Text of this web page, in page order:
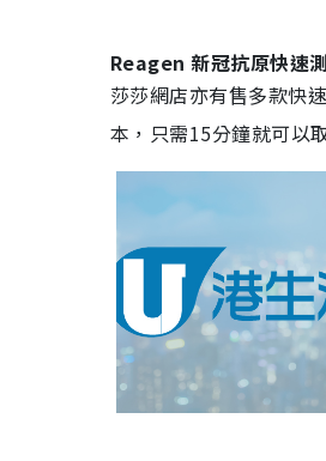
Reagen 新冠抗原快速
莎莎網店亦有售多款快
本，只需15分鐘就可以